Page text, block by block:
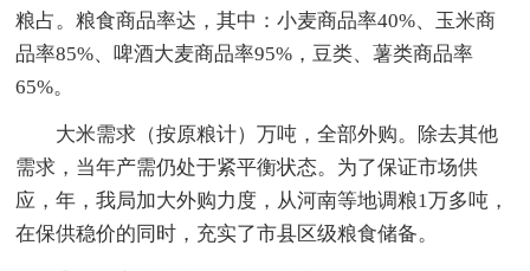
粮占。粮食商品率达，其中：小麦商品率40%、玉米商
品率85%、啤酒大麦商品率95%，豆类、薯类商品率
65%。
大米需求（按原粮计）万吨，全部外购。除去其他
需求，当年产需仍处于紧平衡状态。为了保证市场供
应，年，我局加大外购力度，从河南等地调粮1万多吨，
在保供稳价的同时，充实了市县区级粮食储备。